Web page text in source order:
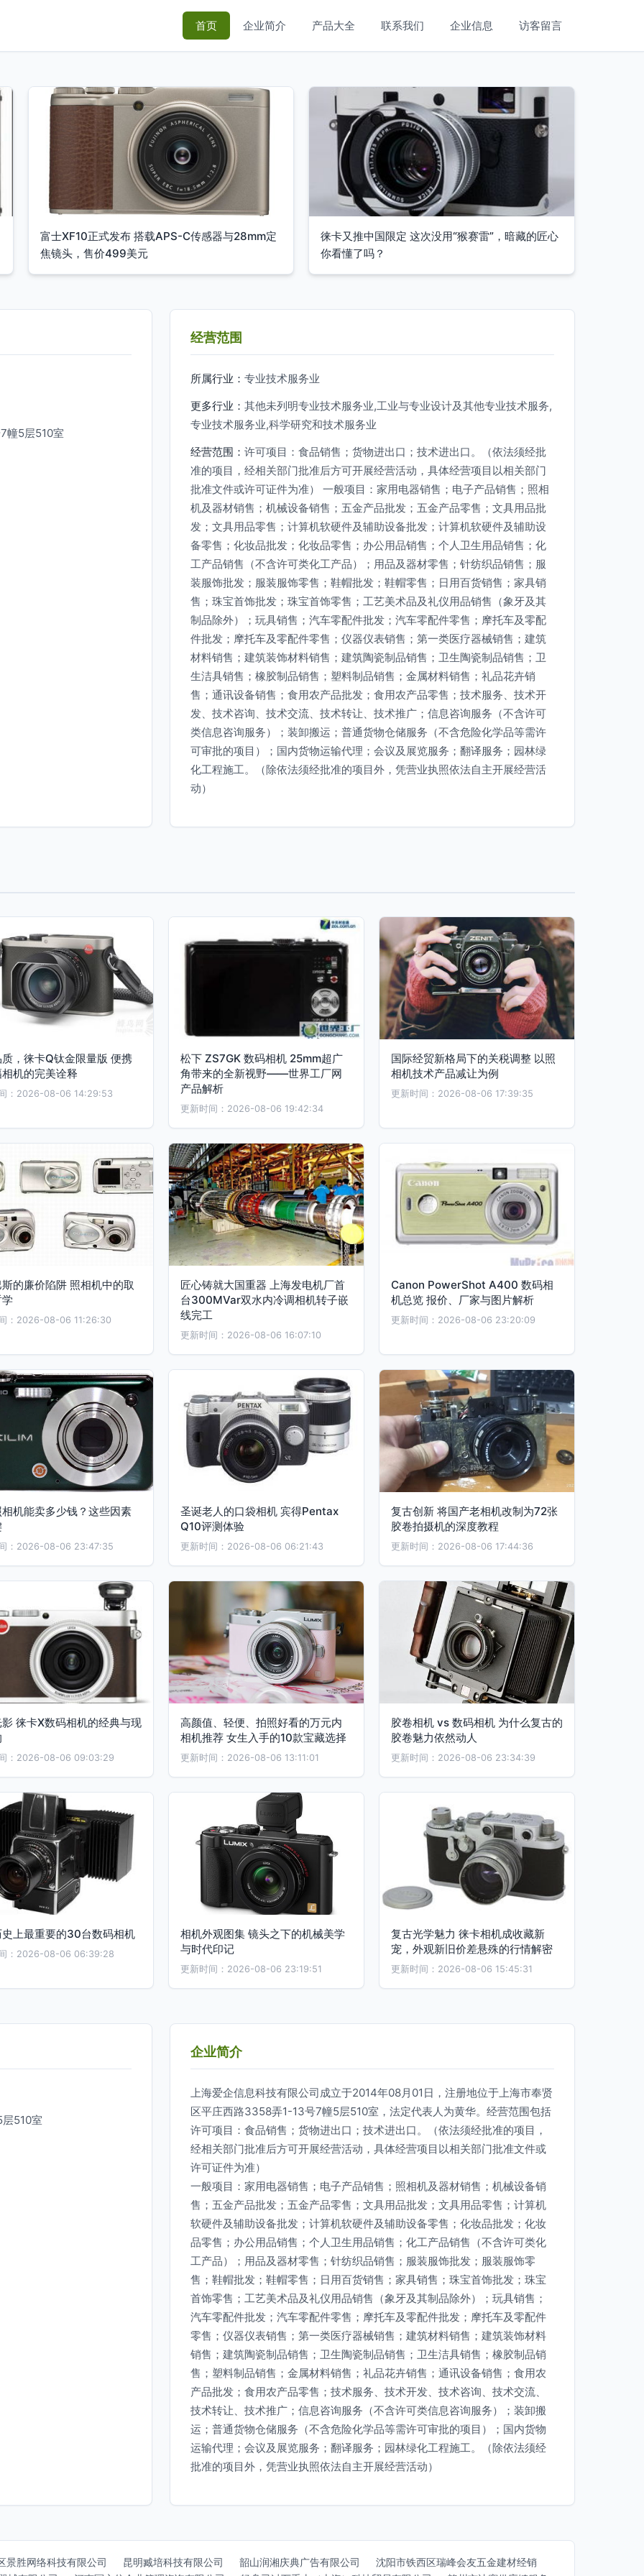
首页 企业简介 产品大全 联系我们 企业信息 访客留言
富士XF10正式发布 搭载APS-C传感器与28mm定
焦镜头，售价499美元
徕卡又推中国限定 这次没用“猴赛雷”，暗藏的匠心
你看懂了吗？
幢5层510室
经营范围
所属行业： 专业技术服务业
更多行业： 其他未列明专业技术服务业,工业与专业设计及其他专业技术服务,
专业技术服务业,科学研究和技术服务业
经营范围： 许可项目：食品销售；货物进出口；技术进出口。（依法须经批
准的项目，经相关部门批准后方可开展经营活动，具体经营项目以相关部门
批准文件或许可证件为准） 一般项目：家用电器销售；电子产品销售；照相
机及器材销售；机械设备销售；五金产品批发；五金产品零售；文具用品批
发；文具用品零售；计算机软硬件及辅助设备批发；计算机软硬件及辅助设
备零售；化妆品批发；化妆品零售；办公用品销售；个人卫生用品销售；化
工产品销售（不含许可类化工产品）；用品及器材零售；针纺织品销售；服
装服饰批发；服装服饰零售；鞋帽批发；鞋帽零售；日用百货销售；家具销
售；珠宝首饰批发；珠宝首饰零售；工艺美术品及礼仪用品销售（象牙及其
制品除外）；玩具销售；汽车零配件批发；汽车零配件零售；摩托车及零配
件批发；摩托车及零配件零售；仪器仪表销售；第一类医疗器械销售；建筑
材料销售；建筑装饰材料销售；建筑陶瓷制品销售；卫生陶瓷制品销售；卫
生洁具销售；橡胶制品销售；塑料制品销售；金属材料销售；礼品花卉销
售；通讯设备销售；食用农产品批发；食用农产品零售；技术服务、技术开
发、技术咨询、技术交流、技术转让、技术推广；信息咨询服务（不含许可
类信息咨询服务）；装卸搬运；普通货物仓储服务（不含危险化学品等需许
可审批的项目）；国内货物运输代理；会议及展览服务；翻译服务；园林绿
化工程施工。（除依法须经批准的项目外，凭营业执照依法自主开展经营活
动）
，徕卡Q钛金限量版 便携
机的完美诠释
：2026-08-06 14:29:53
松下 ZS7GK 数码相机 25mm超广
角带来的全新视野——世界工厂网
产品解析
更新时间：2026-08-06 19:42:34
国际经贸新格局下的关税调整 以照
相机技术产品减让为例
更新时间：2026-08-06 17:39:35
的廉价陷阱 照相机中的取
：2026-08-06 11:26:30
匠心铸就大国重器 上海发电机厂首
台300MVar双水内冷调相机转子嵌
线完工
更新时间：2026-08-06 16:07:10
Canon PowerShot A400 数码相
机总览 报价、厂家与图片解析
更新时间：2026-08-06 23:20:09
机能卖多少钱？这些因素
：2026-08-06 23:47:35
圣诞老人的口袋相机 宾得Pentax
Q10评测体验
更新时间：2026-08-06 06:21:43
复古创新 将国产老相机改制为72张
胶卷拍摄机的深度教程
更新时间：2026-08-06 17:44:36
徕卡X数码相机的经典与现
：2026-08-06 09:03:29
高颜值、轻便、拍照好看的万元内
相机推荐 女生入手的10款宝藏选择
更新时间：2026-08-06 13:11:01
胶卷相机 vs 数码相机 为什么复古的
胶卷魅力依然动人
更新时间：2026-08-06 23:34:39
上最重要的30台数码相机
：2026-08-06 06:39:28
相机外观图集 镜头之下的机械美学
与时代印记
更新时间：2026-08-06 23:19:51
复古光学魅力 徕卡相机成收藏新
宠，外观新旧价差悬殊的行情解密
更新时间：2026-08-06 15:45:31
510室
企业简介
上海爱企信息科技有限公司成立于2014年08月01日，注册地位于上海市奉贤
区平庄西路3358弄1-13号7幢5层510室，法定代表人为黄华。经营范围包括
许可项目：食品销售；货物进出口；技术进出口。（依法须经批准的项目，
经相关部门批准后方可开展经营活动，具体经营项目以相关部门批准文件或
许可证件为准）
一般项目：家用电器销售；电子产品销售；照相机及器材销售；机械设备销
售；五金产品批发；五金产品零售；文具用品批发；文具用品零售；计算机
软硬件及辅助设备批发；计算机软硬件及辅助设备零售；化妆品批发；化妆
品零售；办公用品销售；个人卫生用品销售；化工产品销售（不含许可类化
工产品）；用品及器材零售；针纺织品销售；服装服饰批发；服装服饰零
售；鞋帽批发；鞋帽零售；日用百货销售；家具销售；珠宝首饰批发；珠宝
首饰零售；工艺美术品及礼仪用品销售（象牙及其制品除外）；玩具销售；
汽车零配件批发；汽车零配件零售；摩托车及零配件批发；摩托车及零配件
零售；仪器仪表销售；第一类医疗器械销售；建筑材料销售；建筑装饰材料
销售；建筑陶瓷制品销售；卫生陶瓷制品销售；卫生洁具销售；橡胶制品销
售；塑料制品销售；金属材料销售；礼品花卉销售；通讯设备销售；食用农
产品批发；食用农产品零售；技术服务、技术开发、技术咨询、技术交流、
技术转让、技术推广；信息咨询服务（不含许可类信息咨询服务）；装卸搬
运；普通货物仓储服务（不含危险化学品等需许可审批的项目）；国内货物
运输代理；会议及展览服务；翻译服务；园林绿化工程施工。（除依法须经
批准的项目外，凭营业执照依法自主开展经营活动）
景胜网络科技有限公司 昆明臧培科技有限公司 韶山润湘庆典广告有限公司
沈阳市铁西区瑞峰会友五金建材经销